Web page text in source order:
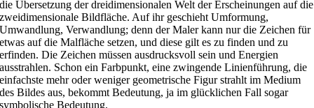
die Übersetzung der dreidimensionalen Welt der Erscheinungen auf die
zweidimensionale Bildfläche. Auf ihr geschieht Umformung,
Umwandlung, Verwandlung; denn der Maler kann nur die Zeichen für
etwas auf die Malfläche setzen, und diese gilt es zu finden und zu
erfinden. Die Zeichen müssen ausdrucksvoll sein und Energien
ausstrahlen. Schon ein Farbpunkt, eine zwingende Linienführung, die
einfachste mehr oder weniger geometrische Figur strahlt im Medium
des Bildes aus, bekommt Bedeutung, ja im glücklichen Fall sogar
symbolische Bedeutung.